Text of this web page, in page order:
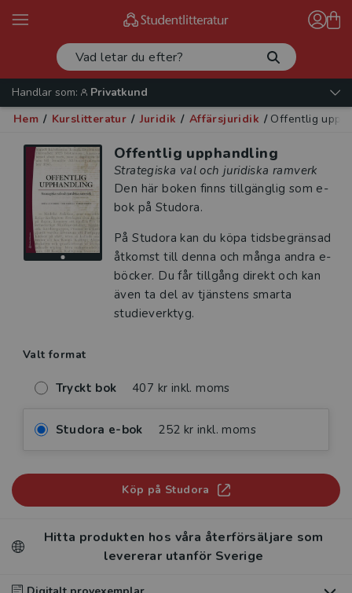
Handlar som:
Privatkund
Hem / Kurslitteratur / Juridik / Affärsjuridik / Offentlig
Offentlig upphandling
Strategiska val och juridiska ramverk
Den här boken finns tillgänglig som e-
bok på Studora.
På Studora kan du köpa tidsbegränsad
åtkomst till denna och många andra e-
böcker. Du får tillgång direkt och kan
även ta del av tjänstens smarta
studieverktyg.
Valt format
Tryckt bok 407 kr inkl. moms
Studora e-bok 252 kr inkl. moms
Köp på Studora
Hitta produkten hos våra återförsäljare som
levererar utanför Sverige